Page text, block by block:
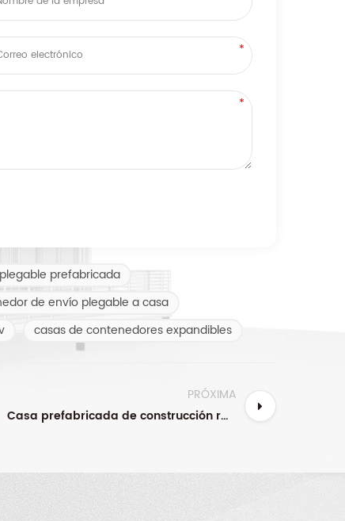
prefabricada
de envío plegable a casa
casas de contenedores expandibles
PRÓXIMA
Casa prefabricada de construcción rápida de diseño personalizado, contenedor plegable modular de 20 pies y 40 pies, casa para acampar, contenedor pequeño plegable, casa